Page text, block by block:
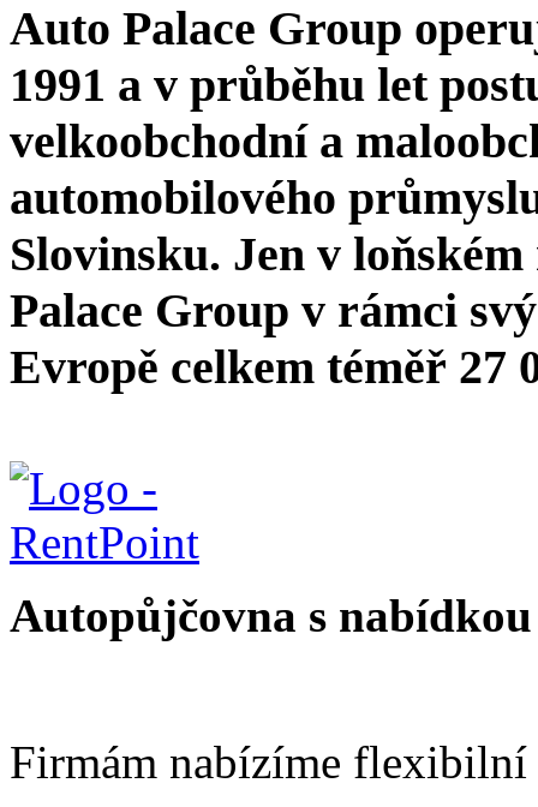
Auto Palace Group
1991 a v průběhu let
velkoobchodní a
automobilového
Slovinsku. Jen v
Palace Group v rámci
Evropě celkem téměř 27
Autopůjčovna s
Firmám nabízíme flexibilní